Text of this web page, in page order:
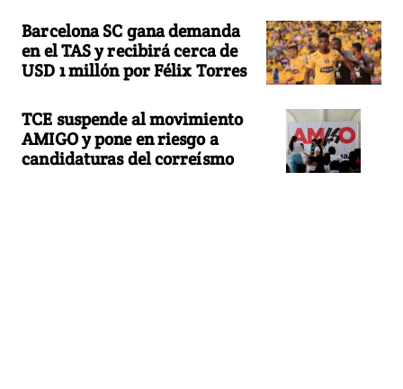
Barcelona SC gana demanda
en el TAS y recibirá cerca de
USD 1 millón por Félix Torres
TCE suspende al movimiento
AMIGO y pone en riesgo a
candidaturas del correísmo